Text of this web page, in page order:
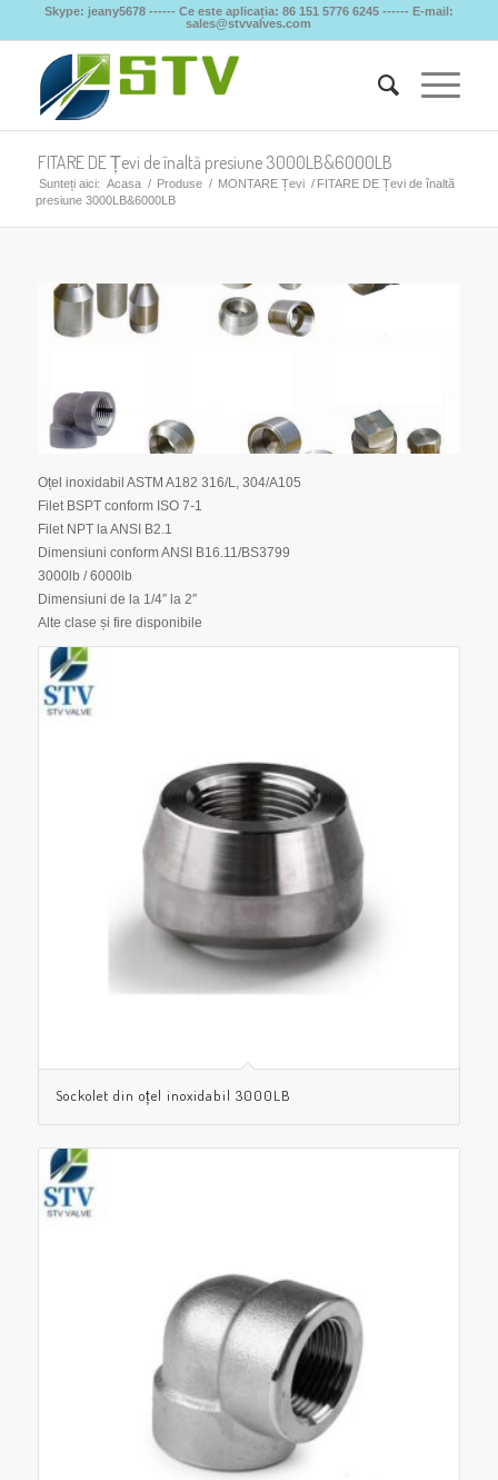
Skype: jeany5678 ------ Ce este aplicația: 86 151 5776 6245 ------ E-mail:
sales@stvvalves.com
FITARE DE Țevi de înaltă presiune 3000LB&6000LB
Sunteți aici: Acasa / Produse / MONTARE Țevi / FITARE DE Țevi de înaltă
presiune 3000LB&6000LB
Oțel inoxidabil ASTM A182 316/L, 304/A105
Filet BSPT conform ISO 7-1
Filet NPT la ANSI B2.1
Dimensiuni conform ANSI B16.11/BS3799
3000lb / 6000lb
Dimensiuni de la 1/4″ la 2″
Alte clase și fire disponibile
Sockolet din oțel inoxidabil 3000LB